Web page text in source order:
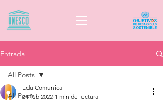
Entrada
All Posts
All Posts
Edu Comunica
21 feb 2022 1 min de lectura